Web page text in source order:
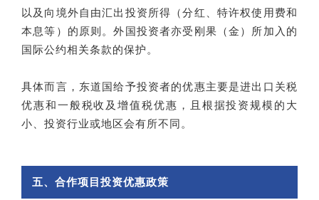
以及向境外自由汇出投资所得（分红、特许权使用费和
本息等）的原则。外国投资者亦受刚果（金）所加入的
国际公约相关条款的保护。
具体而言，东道国给予投资者的优惠主要是进出口关税
优惠和一般税收及增值税优惠，且根据投资规模的大
小、投资行业或地区会有所不同。
五、合作项目投资优惠政策